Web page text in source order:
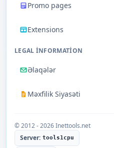
Promo pages
Extensions
LEGAL INFORMATION
Əlaqələr
Məxfilik Siyasəti
© 2012 - 2026 Inettools.net
Server: tools1cpu